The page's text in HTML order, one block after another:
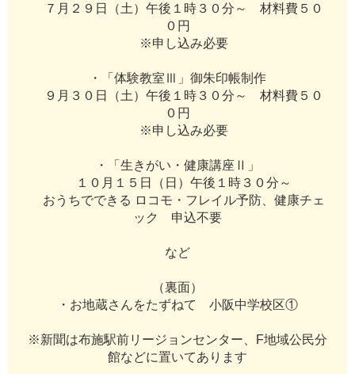
７ 月 ２ ９ 日 （土 ） 午後 １ 時 ３ ０分 ～ 材料費 ５ ０
０ 円
※申 し込み必要
・ 「 体験教室 Ⅲ 」 御朱印帳制 作
９ 月 ３ ０ 日 （土 ） 午後 １ 時 ３ ０分 ～ 材料費 ５ ０
０ 円
※申 し込み必要
・ 「 生き がい ・ 健康講座 Ⅱ
」
１ ０ 月 １ ５ 日 （ 日 ） 午後 １ 時 ３ ０分 ～
お う ちででき る ロ コ モ ・ フ レイ ル予防 健康チ ェ
ッ ク 申込不要
など
（裏面）
・ お地蔵さ んをたずねて 小阪中学校区①
※新聞は布施駅前リ ージ ョ ンセンター F地域公民分
館などに置いてあ り ま す